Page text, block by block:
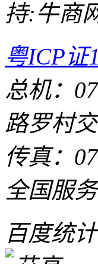
持:牛商
粤ICP证
总机：
路罗村
传真：
全国服务
百度统